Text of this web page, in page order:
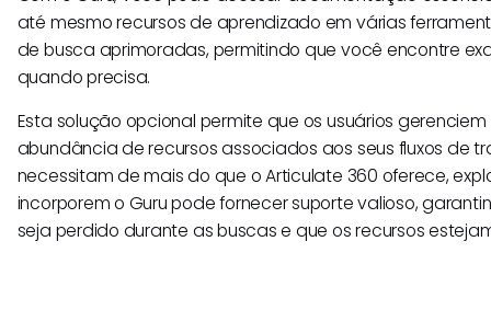
até mesmo recursos de aprendizado em várias
de busca aprimoradas, permitindo que você encontre
quando precisa.
Esta solução opcional permite que os usuários
abundância de recursos associados aos seus fluxos de
necessitam de mais do que o Articulate 360 oferece,
incorporem o Guru pode fornecer suporte valioso,
seja perdido durante as buscas e que os recursos